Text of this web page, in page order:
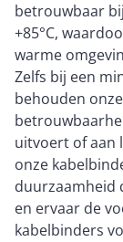
betrouwbaar
+85°C,
warme
Zelfs bij een
behouden
uitvoert of aan
onze
duurzaamheid
en ervaar de
kabelbinders